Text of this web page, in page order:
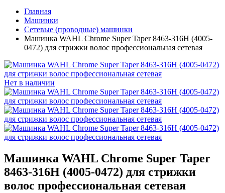
Главная
Машинки
Сетевые (проводные) машинки
Машинка WAHL Chrome Super Taper 8463-316H (4005-
0472) для стрижки волос профессиональная сетевая
Нет в наличии
Машинка WAHL Chrome Super Taper
8463-316H (4005-0472) для стрижки
волос профессиональная сетевая